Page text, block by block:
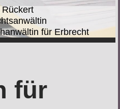
Rückert
für Erbrecht
für